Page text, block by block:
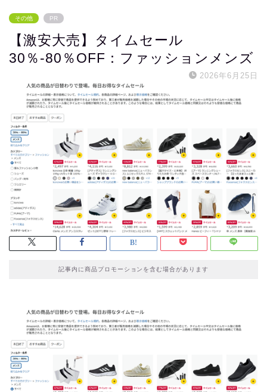
その他 PR
【激安大売】タイムセール
30％-80％OFF：ファッションメンズ
2026年6月25日
記事内に商品プロモーションを含む場合があります